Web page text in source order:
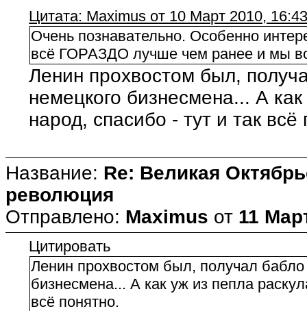
Цитата: Maximus от 10 Март 2010,
Очень познавательно. Особенно
всё ГОРАЗДО лучше чем ранее и мы
Ленин прохвостом был,
немецкого бизнесмена... А
народ, спасибо - тут и так всё
Название: Re: Великая
революция
Отправлено: Maximus от 11
Цитировать
Ленин прохвостом был, получал
бизнесмена... А как уж из пепла
всё понятно.